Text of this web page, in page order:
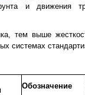
и движения
тем выше
системах
Обозначение